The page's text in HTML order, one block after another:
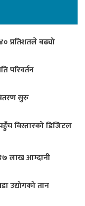
प्रतिशतले बढ्यो
परिवर्तन
सुरु
विस्तारको डिजिटल
लाख आम्दानी
उद्योगको तान